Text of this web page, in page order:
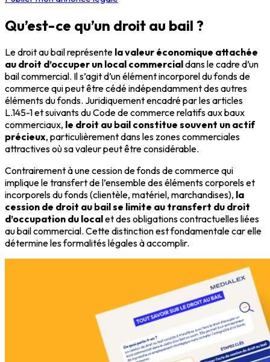
Qu’est-ce qu’un droit au bail ?
Le droit au bail représente la valeur économique attachée
au droit d’occuper un local commercialdans le cadre d’un
bail commercial. Il s’agit d’un élément incorporel du fonds de
commerce qui peut être cédé indépendamment des autres
éléments du fonds. Juridiquement encadré par les articles
L.145-1 et suivants du Code de commerce relatifs aux baux
commerciaux, le droit au bail constitue souvent un actif
précieux, particulièrement dans les zones commerciales
attractives où sa valeur peut être considérable.
Contrairement à une cession de fonds de commerce qui
implique le transfert de l’ensemble des éléments corporels et
incorporels du fonds (clientèle, matériel, marchandises), la
cession de droit au bail se limite au transfert du droit
d’occupation du localet des obligations contractuelles liées
au bail commercial. Cette distinction est fondamentale car elle
détermine les formalités légales à accomplir.